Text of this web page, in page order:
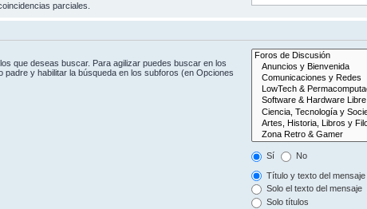
parciales.
que deseas buscar. Para agilizar puedes buscar en los
padre y habilitar la búsqueda en los subforos (en Opciones
Sí No
Título y texto del mensaje
Solo el texto del mensaje
Solo títulos